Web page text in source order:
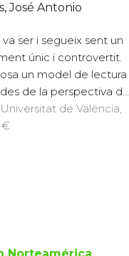
José Antonio
ser i segueix sent un
únic i controvertit.
un model de lectura
de la perspectiva d...
de València,
€